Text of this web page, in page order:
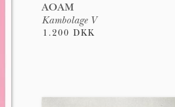
AOAM
Kambolage V
1.200 DKK